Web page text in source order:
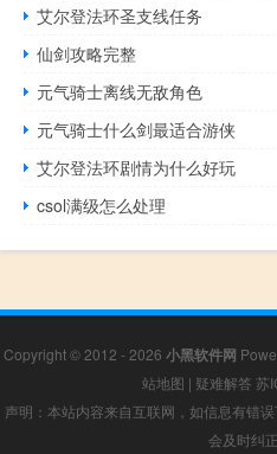
艾尔登法环圣支线任务
仙剑攻略完整
元气骑士离线无敌角色
元气骑士什么剑最适合游侠
艾尔登法环剧情为什么好玩
csol满级怎么处理
Copyright © 2012 - 2026 小黑软件网
站地图 | 疑难解答 苏
声明：本站内容来自互联网，如信息有错
会及时纠